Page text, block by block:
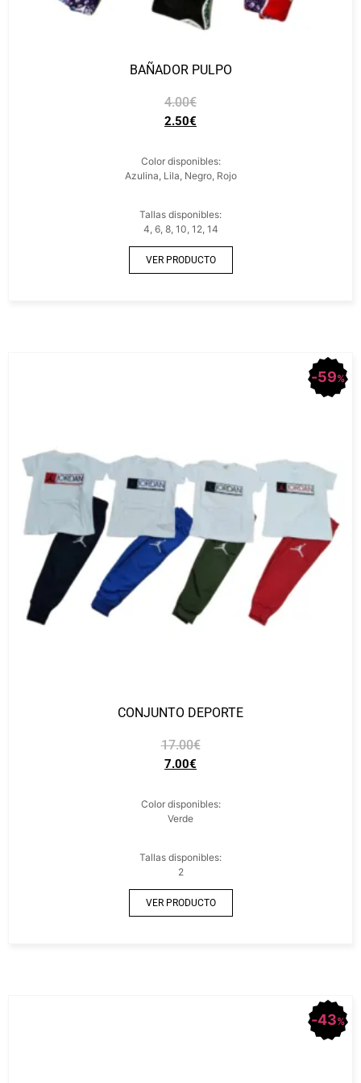
BAÑADOR PULPO
4.00€
2.50€
Color disponibles:
Azulina, Lila, Negro, Rojo
Tallas disponibles:
4, 6, 8, 10, 12, 14
VER PRODUCTO
59%
CONJUNTO DEPORTE
17.00€
7.00€
Color disponibles:
Verde
Tallas disponibles:
2
VER PRODUCTO
43%